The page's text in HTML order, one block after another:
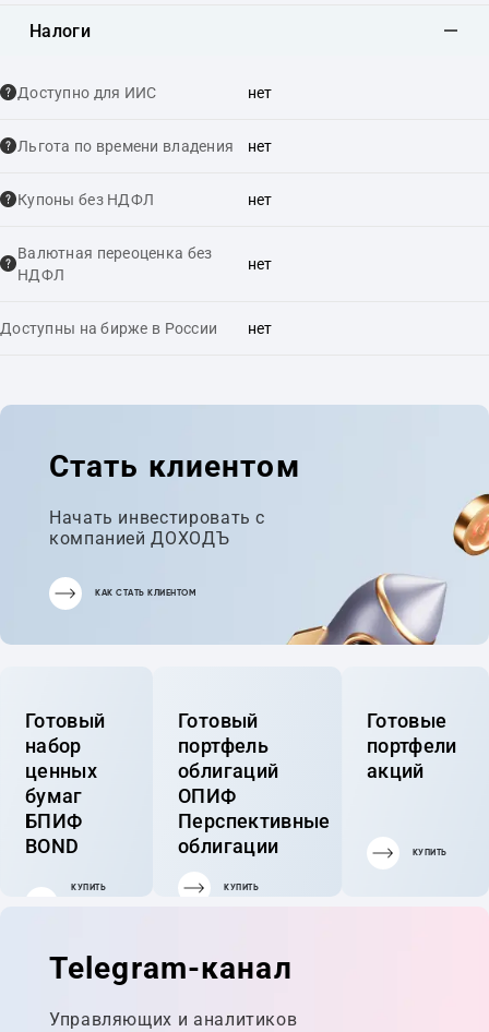
Налоги
Доступно для ИИС нет
Льгота по времени владения нет
Купоны без НДФЛ нет
Валютная переоценка без
НДФЛ
нет
Доступны на бирже в России нет
Стать клиентом
Начать инвестировать с
компанией ДОХОДЪ
КАК СТАТЬ КЛИЕНТОМ
Готовый
набор
ценных
бумаг
БПИФ
BOND
КУПИТЬ
Готовый
портфель
облигаций
ОПИФ
Перспективные
облигации
КУПИТЬ
Готовые
портфели
акций
КУПИТЬ
Telegram-канал
Управляющих и аналитиков